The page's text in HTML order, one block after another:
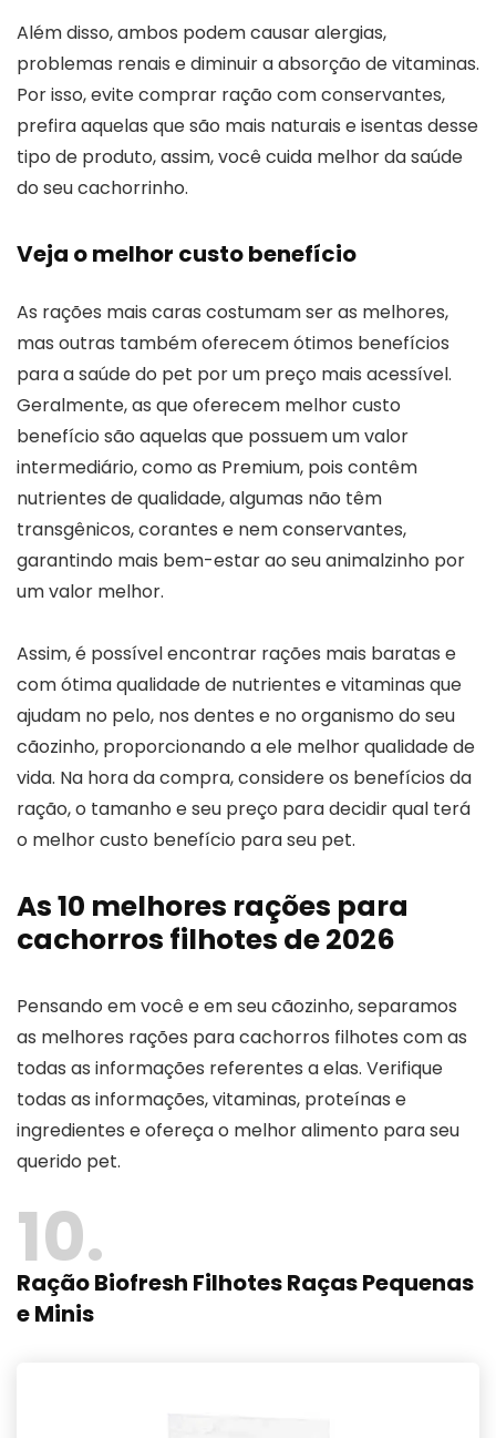
Além disso, ambos podem causar alergias,
problemas renais e diminuir a absorção de vitaminas.
Por isso, evite comprar ração com conservantes,
prefira aquelas que são mais naturais e isentas desse
tipo de produto, assim, você cuida melhor da saúde
do seu cachorrinho.
Veja o melhor custo benefício
As rações mais caras costumam ser as melhores,
mas outras também oferecem ótimos benefícios
para a saúde do pet por um preço mais acessível.
Geralmente, as que oferecem melhor custo
benefício são aquelas que possuem um valor
intermediário, como as Premium, pois contêm
nutrientes de qualidade, algumas não têm
transgênicos, corantes e nem conservantes,
garantindo mais bem-estar ao seu animalzinho por
um valor melhor.
Assim, é possível encontrar rações mais baratas e
com ótima qualidade de nutrientes e vitaminas que
ajudam no pelo, nos dentes e no organismo do seu
cãozinho, proporcionando a ele melhor qualidade de
vida. Na hora da compra, considere os benefícios da
ração, o tamanho e seu preço para decidir qual terá
o melhor custo benefício para seu pet.
As 10 melhores rações para
cachorros filhotes de 2026
Pensando em você e em seu cãozinho, separamos
as melhores rações para cachorros filhotes com as
todas as informações referentes a elas. Verifique
todas as informações, vitaminas, proteínas e
ingredientes e ofereça o melhor alimento para seu
querido pet.
10
Ração Biofresh Filhotes Raças Pequenas
e Minis